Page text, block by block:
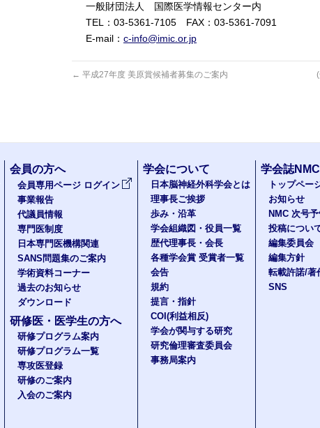
一般財団法人 国際医学情報センター内
TEL：03-5361-7105 FAX：03-5361-7091
E-mail： c-info@imic.or.jp
← 平成27年度 美原賞候補者募集のご案内
会員の方へ
会員専用ページ ログイン
事業報告
代議員情報
専門医制度
日本専門医機構関連
SANS問題集のご案内
学術資料コーナー
過去のお知らせ
ダウンロード
研修医・医学生の方へ
研修プログラム案内
研修プログラム一覧
専攻医登録
研修のご案内
入会のご案内
学会について
日本脳神経外科学会とは
理事長ご挨拶
歩み・沿革
学会組織図・役員一覧
歴代理事長・会長
各種学会賞 受賞者一覧
会告
規約
提言・指針
COI(利益相反)
学会が関与する研究
研究倫理審査委員会
事務局案内
学会誌NMC
トップペー
お知らせ
NMC 次号
投稿につい
編集委員会
編集方針
転載許諾/著
SNS